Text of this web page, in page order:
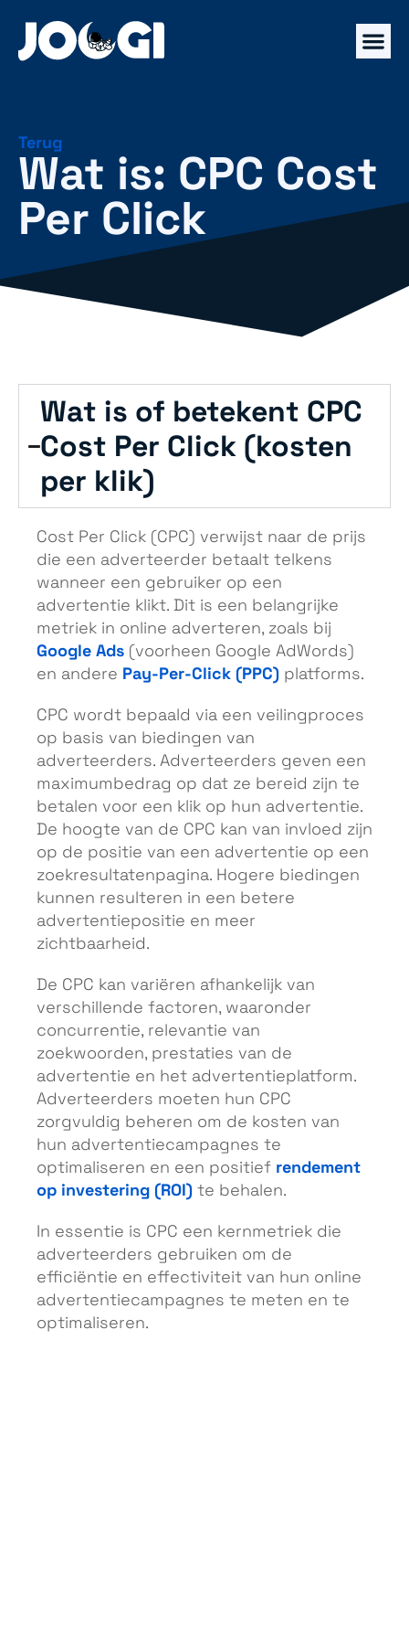
Terug
Wat is: CPC Cost
Per Click
Wat is of betekent CPC
Cost Per Click (kosten
per klik)
Cost Per Click (CPC) verwijst naar de prijs
die een adverteerder betaalt telkens
wanneer een gebruiker op een
advertentie klikt. Dit is een belangrijke
metriek in online adverteren, zoals bij
Google Ads (voorheen Google AdWords)
en andere Pay-Per-Click (PPC) platforms.
CPC wordt bepaald via een veilingproces
op basis van biedingen van
adverteerders. Adverteerders geven een
maximumbedrag op dat ze bereid zijn te
betalen voor een klik op hun advertentie.
De hoogte van de CPC kan van invloed zijn
op de positie van een advertentie op een
zoekresultatenpagina. Hogere biedingen
kunnen resulteren in een betere
advertentiepositie en meer
zichtbaarheid.
De CPC kan variëren afhankelijk van
verschillende factoren, waaronder
concurrentie, relevantie van
zoekwoorden, prestaties van de
advertentie en het advertentieplatform.
Adverteerders moeten hun CPC
zorgvuldig beheren om de kosten van
hun advertentiecampagnes te
optimaliseren en een positief rendement
op investering (ROI) te behalen.
In essentie is CPC een kernmetriek die
adverteerders gebruiken om de
efficiëntie en effectiviteit van hun online
advertentiecampagnes te meten en te
optimaliseren.